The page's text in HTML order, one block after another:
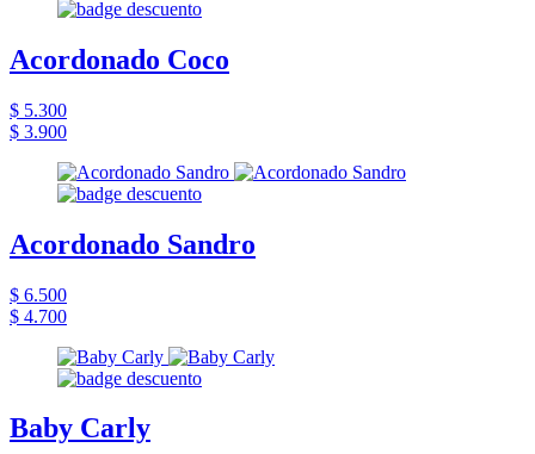
Acordonado Coco
$ 5.300
$ 3.900
Acordonado Sandro
$ 6.500
$ 4.700
Baby Carly